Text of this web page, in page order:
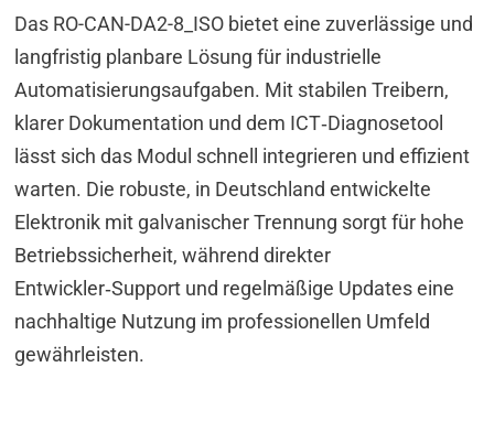
Das RO-CAN-DA2-8_ISO bietet eine zuverlässige und
langfristig planbare Lösung für industrielle
Automatisierungsaufgaben. Mit stabilen Treibern,
klarer Dokumentation und dem ICT‑Diagnosetool
lässt sich das Modul schnell integrieren und effizient
warten. Die robuste, in Deutschland entwickelte
Elektronik mit galvanischer Trennung sorgt für hohe
Betriebssicherheit, während direkter
Entwickler‑Support und regelmäßige Updates eine
nachhaltige Nutzung im professionellen Umfeld
gewährleisten.